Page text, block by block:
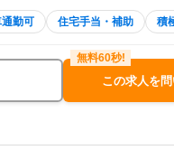
勤可 住宅手当・補助 積
この求人を